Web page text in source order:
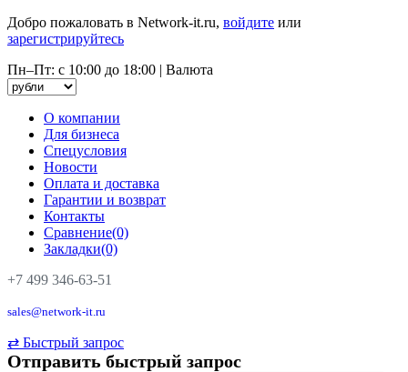
Добро пожаловать в Network-it.ru, войдите или
зарегистрируйтесь
Пн–Пт: с 10:00 до 18:00 | Валюта
О компании
Для бизнеса
Спецусловия
Новости
Оплата и доставка
Гарантии и возврат
Контакты
Сравнение(0)
Закладки(0)
+7 499 346-63-51
sales@network-it.ru
⇄ Быстрый запрос
Отправить быстрый запрос